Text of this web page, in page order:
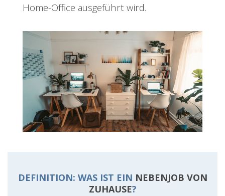
Home-Office ausgeführt wird.
DEFINITION: WAS IST EIN NEBENJOB VON
ZUHAUSE?